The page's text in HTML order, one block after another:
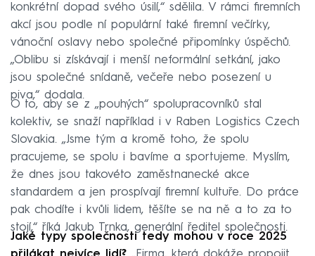
konkrétní dopad svého úsilí,“ sdělila. V rámci firemních
akcí jsou podle ní populární také firemní večírky,
vánoční oslavy nebo společné připomínky úspěchů.
„Oblibu si získávají i menší neformální setkání, jako
jsou společné snídaně, večeře nebo posezení u
piva,“ dodala.
O to, aby se z „pouhých“ spolupracovníků stal
kolektiv, se snaží například i v Raben Logistics Czech
Slovakia. „Jsme tým a kromě toho, že spolu
pracujeme, se spolu i bavíme a sportujeme. Myslím,
že dnes jsou takovéto zaměstnanecké akce
standardem a jen prospívají firemní kultuře. Do práce
pak chodíte i kvůli lidem, těšíte se na ně a to za to
stojí,“ říká Jakub Trnka, generální ředitel společnosti.
Jaké typy společnosti tedy mohou v roce 2025